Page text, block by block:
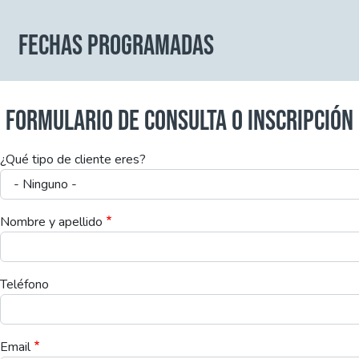
FECHAS PROGRAMADAS
FORMULARIO DE CONSULTA O INSCRIPCIÓN
¿Qué tipo de cliente eres?
Nombre y apellido
Teléfono
Email